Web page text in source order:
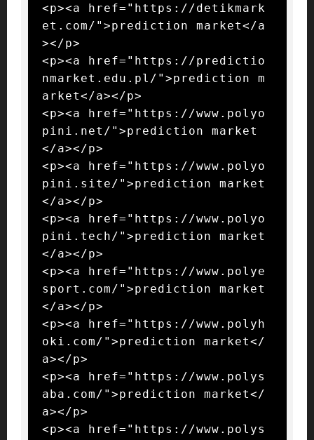
<p><a href="https://detikmark
et.com/">prediction market</a
></p>
<p><a href="https://predictio
nmarket.edu.pl/">prediction m
arket</a></p>
<p><a href="https://www.polyo
pini.net/">prediction market
</a></p>
<p><a href="https://www.polyo
pini.site/">prediction market
</a></p>
<p><a href="https://www.polyo
pini.tech/">prediction market
</a></p>
<p><a href="https://www.polye
sport.com/">prediction market
</a></p>
<p><a href="https://www.polyh
oki.com/">prediction market</
a></p>
<p><a href="https://www.polys
aba.com/">prediction market</
a></p>
<p><a href="https://www.polys